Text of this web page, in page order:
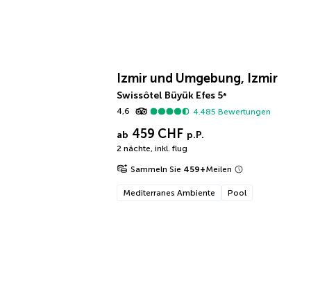
Izmir und Umgebung, Izmir
Swissôtel Büyük Efes 5*
4,6
4.485 Bewertungen
ab 459 CHF p.P.
2 nächte, inkl. flug
Sammeln Sie 459+Meilen
Mediterranes Ambiente Pool